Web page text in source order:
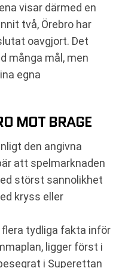
visar därmed en
två, Örebro har
oavgjort. Det
många mål, men
egna
MOT BRAGE
den angivna
att spelmarknaden
störst sannolikhet
kryss eller
tydliga fakta inför
ligger först i
i Superettan